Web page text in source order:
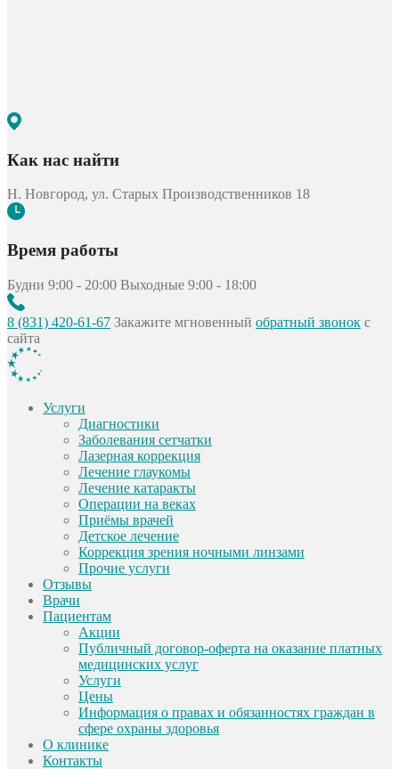
Как нас найти
Н. Новгород, ул. Старых Производственников 18
Время работы
Будни 9:00 - 20:00 Выходные 9:00 - 18:00
8 (831) 420-61-67 Закажите мгновенный обратный звонок с
сайта
Услуги
Диагностики
Заболевания сетчатки
Лазерная коррекция
Лечение глаукомы
Лечение катаракты
Операции на веках
Приёмы врачей
Детское лечение
Коррекция зрения ночными линзами
Прочие услуги
Отзывы
Врачи
Пациентам
Акции
Публичный договор-оферта на оказание платных
медицинских услуг
Услуги
Цены
Информация о правах и обязанностях граждан в
сфере охраны здоровья
О клинике
Контакты